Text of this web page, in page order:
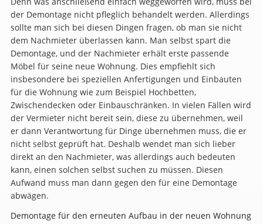
der Demontage nicht pfleglich behandelt werden. Allerdings
sollte man sich bei diesen Dingen fragen, ob man sie nicht
dem Nachmieter überlassen kann. Man selbst spart die
Demontage, und der Nachmieter erhält erste passende
Möbel für seine neue Wohnung. Dies empfiehlt sich
insbesondere bei speziellen Anfertigungen und Einbauten
für die Wohnung wie zum Beispiel Hochbetten,
Zwischendecken oder Einbauschränken. In vielen Fällen wird
der Vermieter nicht bereit sein, diese zu übernehmen, weil
er dann Verantwortung für Dinge übernehmen muss, die er
nicht selbst geprüft hat. Deshalb wendet man sich lieber
direkt an den Nachmieter, was allerdings auch bedeuten
kann, einen solchen selbst suchen zu müssen. Diesen
Aufwand muss man dann gegen den für eine Demontage
abwägen.
Demontage für den erneuten Aufbau in der neuen Wohnung